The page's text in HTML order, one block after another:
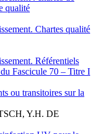
qualité
Chartes qualité
Référentiels
Fascicule 70 – Titre I
ou transitoires sur la
Y.H. DE